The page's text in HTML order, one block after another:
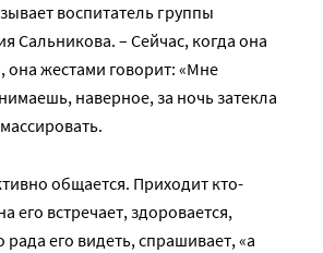
воспитатель группы
Сальникова. – Сейчас, когда она
она жестами говорит: «Мне
наверное, за ночь затекла
общается. Приходит кто-
его встречает, здоровается,
рада его видеть, спрашивает, «а